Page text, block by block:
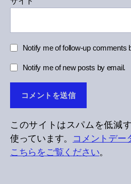
Notify me of follow-up comments
Notify me of new posts by email.
このサイトはスパムを低減
使っています。 コメントデー
こちらをご覧ください。